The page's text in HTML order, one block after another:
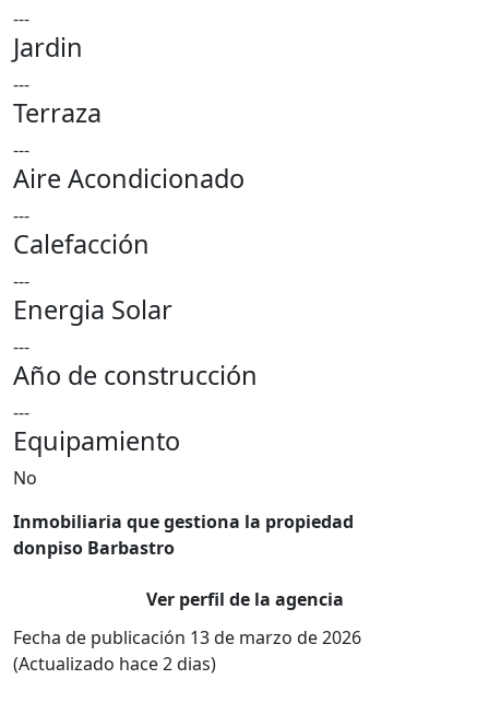
---
Jardin
---
Terraza
---
Aire Acondicionado
---
Calefacción
---
Energia Solar
---
Año de construcción
---
Equipamiento
No
Inmobiliaria que gestiona la propiedad
donpiso Barbastro
Ver perfil de la agencia
Fecha de publicación 13 de marzo de 2026
(Actualizado hace 2 dias)